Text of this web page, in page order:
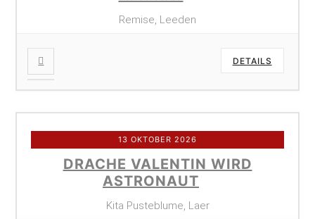
Remise, Leeden
DETAILS
13 OKTOBER 2026
DRACHE VALENTIN WIRD
ASTRONAUT
Kita Pusteblume, Laer